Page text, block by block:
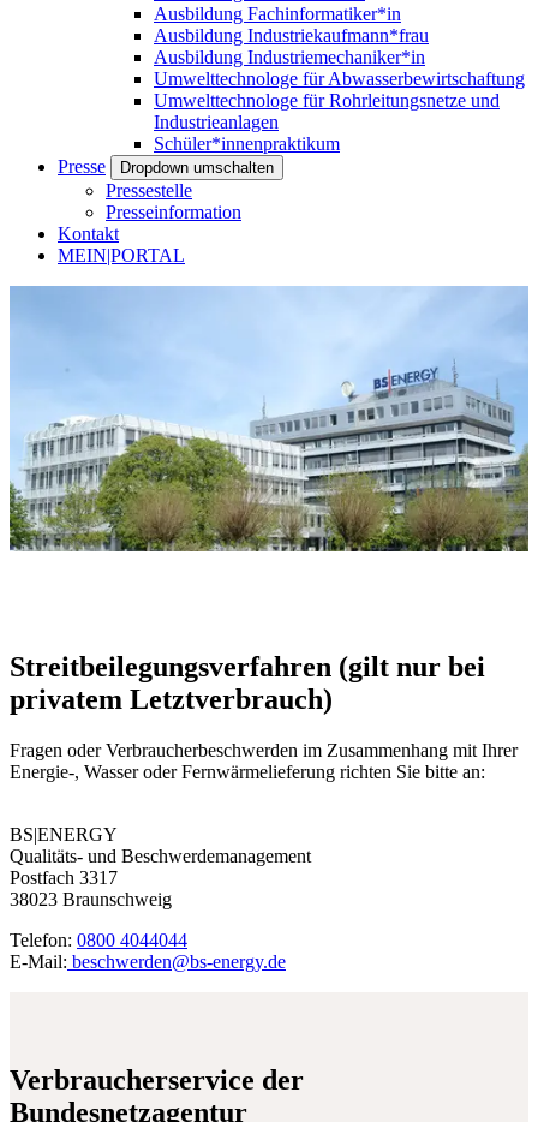
Ausbildung Fachinformatiker*in
Ausbildung Industriekaufmann*frau
Ausbildung Industriemechaniker*in
Umwelttechnologe für Abwasserbewirtschaftung
Umwelttechnologe für Rohrleitungsnetze und
Industrieanlagen
Schüler*innenpraktikum
Presse
Dropdown umschalten
Pressestelle
Presseinformation
Kontakt
MEIN|PORTAL
Streitbeilegungsverfahren (gilt nur bei
privatem Letztverbrauch)
Fragen oder Verbraucherbeschwerden im Zusammenhang mit Ihrer
Energie-, Wasser oder Fernwärmelieferung richten Sie bitte an:
BS|ENERGY
Qualitäts- und Beschwerdemanagement
Postfach 3317
38023 Braunschweig
Telefon: 0800 4044044
E-Mail: beschwerden@bs-energy.de
Verbraucherservice der
Bundesnetzagentur